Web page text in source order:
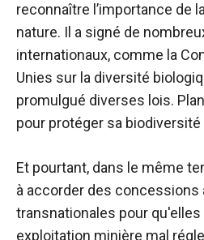
reconnaître l’importance de
nature. Il a signé de
internationaux, comme la
Unies sur la diversité
promulgué diverses lois.
pour protéger sa biodiversité
Et pourtant, dans le même
à accorder des concessions
transnationales pour
exploitation minière mal